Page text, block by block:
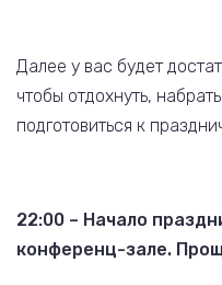
Далее у вас будет
чтобы отдохнуть,
подготовиться к
22:00 – Начало
конференц-зале.